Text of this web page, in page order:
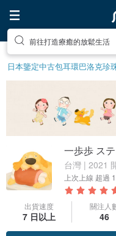
前往打造療癒的放鬆生活
日本鑒定中古包耳環巴洛克珍
一歩歩 ス
台灣 | 2021
上次上線 超過
出貨速度
7 日以上
關注人
46